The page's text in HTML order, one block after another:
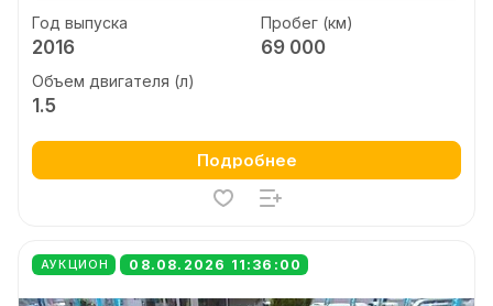
Год выпуска
2016
Пробег (км)
69 000
Объем двигателя (л)
1.5
Подробнее
АУКЦИОН 08.08.2026 11:36:00